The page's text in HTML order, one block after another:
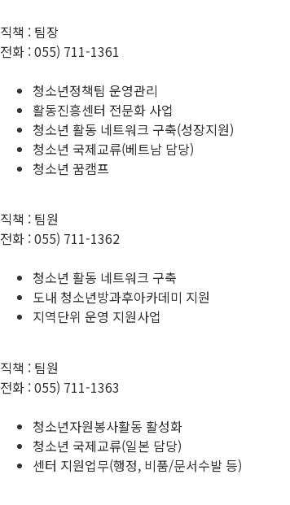
직책 : 팀장
전화 :055) 711-1361
청소년정책팀 운영관리
활동진흥센터 전문화 사업
청소년 활동 네트워크 구축(성장지원)
청소년 국제교류(베트남 담당)
청소년 꿈캠프
직책 : 팀원
전화 :055) 711-1362
청소년 활동 네트워크 구축
도내 청소년방과후아카데미 지원
지역단위 운영 지원사업
직책 : 팀원
전화 :055) 711-1363
청소년자원봉사활동 활성화
청소년 국제교류(일본 담당)
센터 지원업무(행정, 비품/문서수발 등)